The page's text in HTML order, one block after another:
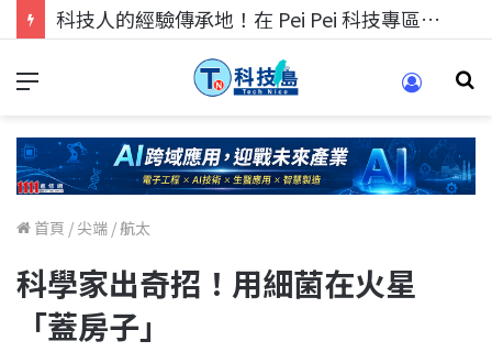
科技人的經驗傳承地！在 Pei Pei 科技專區，與學弟妹交流最硬核的技術
首頁 /尖端 /航太
科學家出奇招！用細菌在火星
「蓋房子」